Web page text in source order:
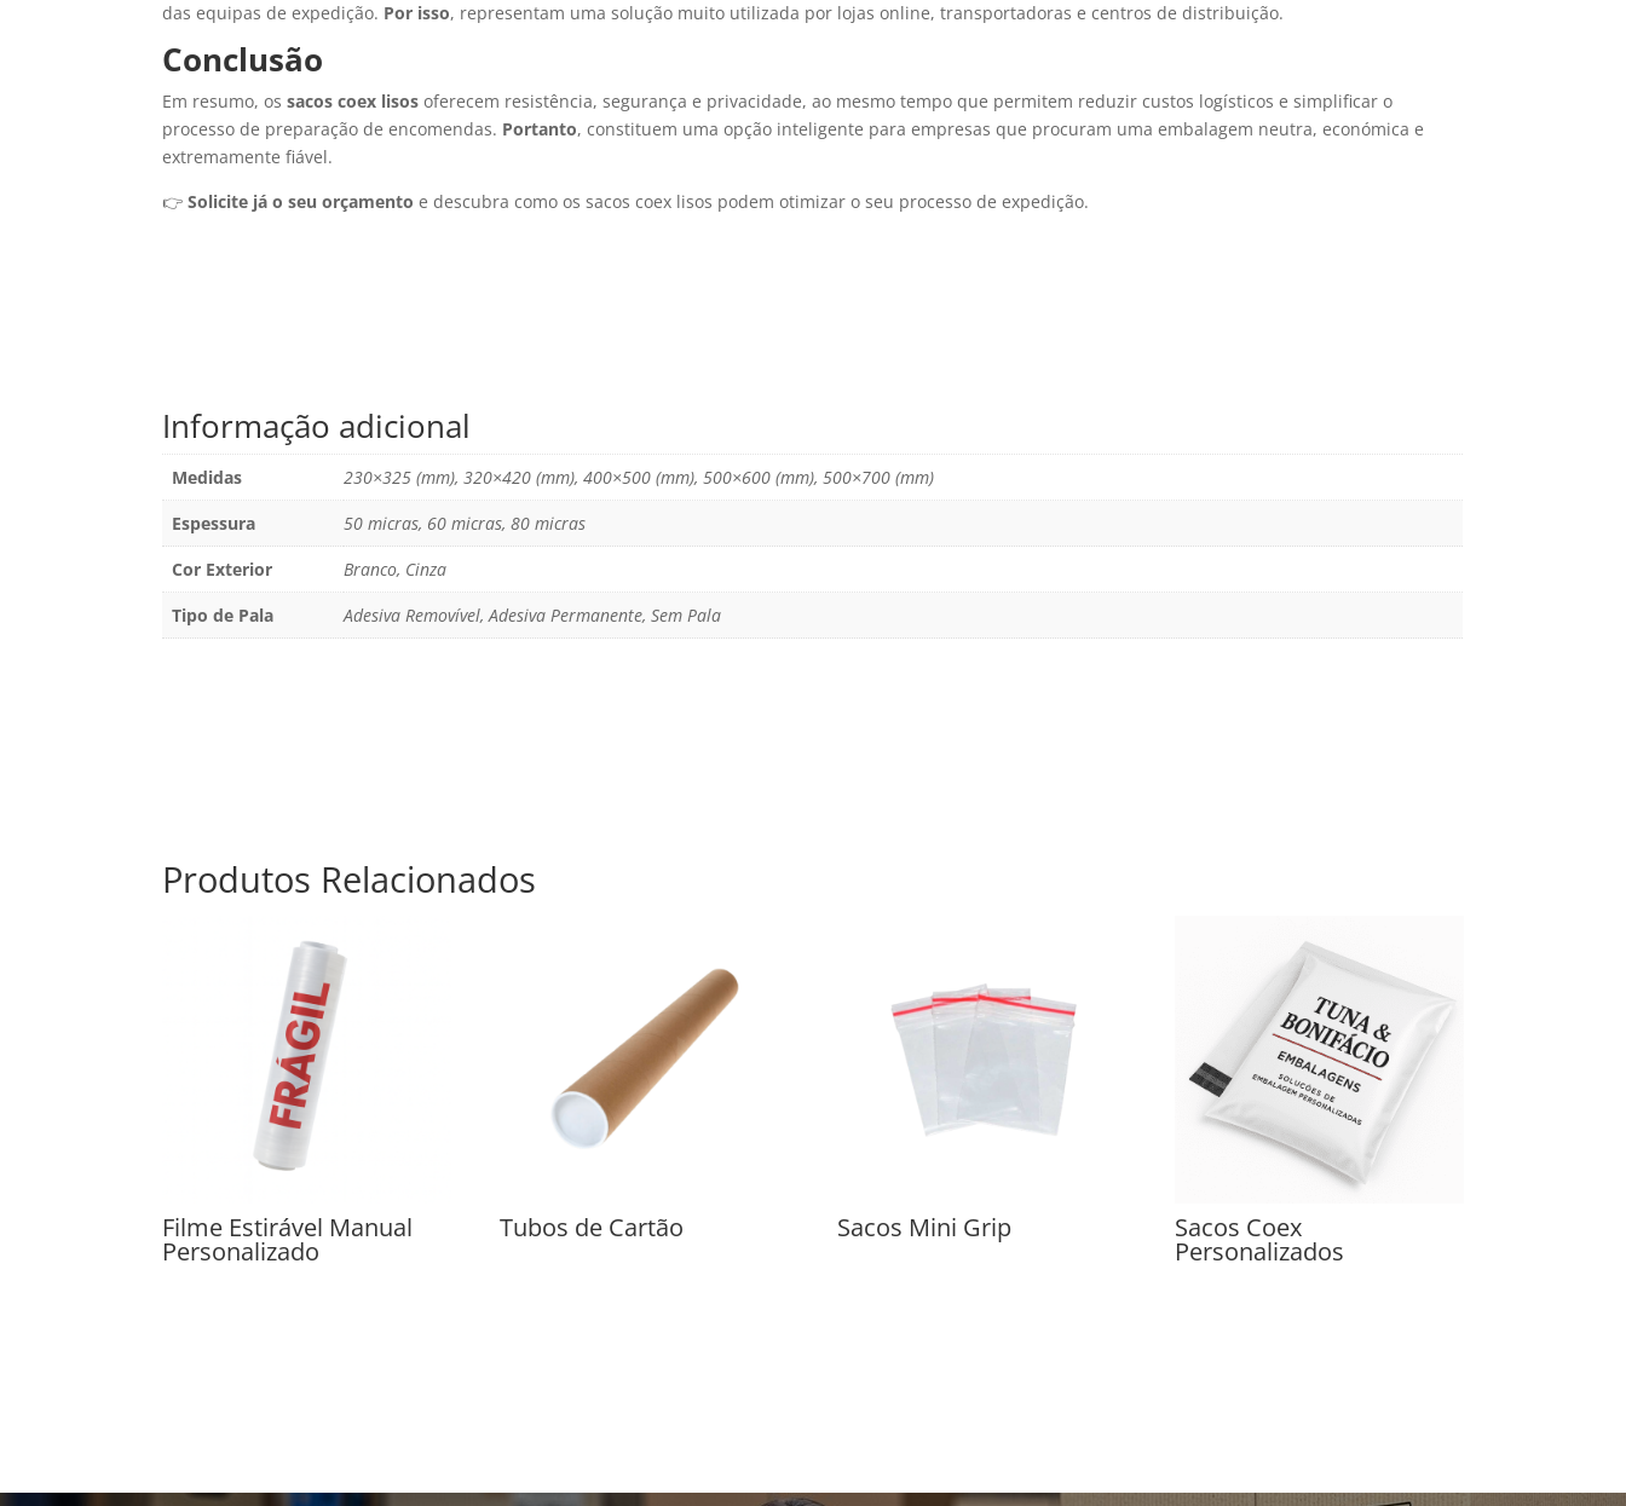
das equipas de expedição. Por isso, representam uma solução muito utilizada por lojas online, transportadoras e centros de distribuição.
Conclusão
Em resumo, ossacos coex lisos oferecem resistência, segurança e privacidade, ao mesmo tempo que permitem reduzir custos logísticos e simplificar o
processo de preparação de encomendas. Portanto, constituem uma opção inteligente para empresas que procuram uma embalagem neutra, económica e
extremamente fiável.
👉Solicite já o seu orçamento e descubra como os sacos coex lisos podem otimizar o seu processo de expedição.
Informação adicional
Medidas
230×325 (mm), 320×420 (mm), 400×500 (mm), 500×600 (mm), 500×700 (mm)
Espessura
50 micras, 60 micras, 80 micras
Cor Exterior
Branco, Cinza
Tipo de Pala
Adesiva Removível, Adesiva Permanente, Sem Pala
Produtos Relacionados
Filme Estirável Manual
Personalizado
Tubos de Cartão Sacos Mini Grip Sacos Coex
Personalizados